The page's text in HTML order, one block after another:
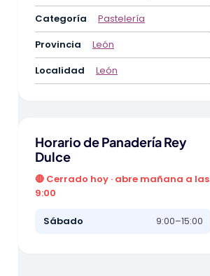
Categoría
Pastelería
Provincia
León
Localidad
León
Horario de Panadería Rey
Dulce
🔴 Cerrado hoy · abre mañana a las
9:00
Sábado 9:00–15:00